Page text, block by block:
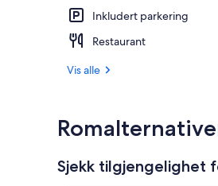
Inkludert parkering
Restaurant
Vis alle
Sjekk tilgjengelighet